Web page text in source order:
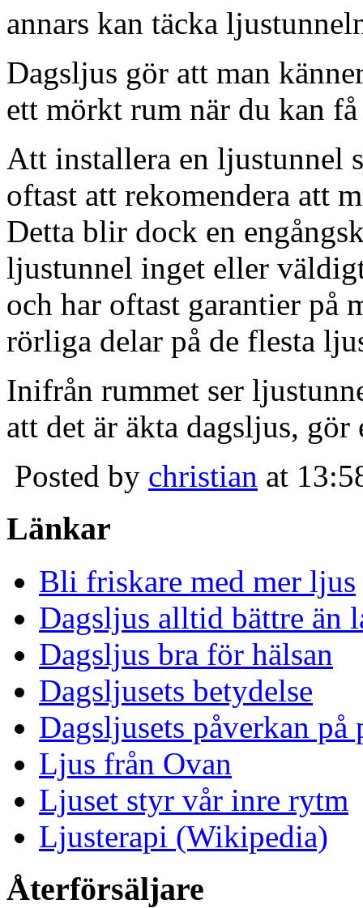
annars kan täcka
Dagsljus gör att man
ett mörkt rum när du kan
Att installera en ljustunnel
oftast att rekomendera att
Detta blir dock en
ljustunnel inget eller
och har oftast garantier på
rörliga delar på de flesta
Inifrån rummet ser
att det är äkta dagsljus,
Posted by christian at
Länkar
Bli friskare med mer ljus
Dagsljus alltid bättre än
Dagsljus bra för hälsan
Dagsljusets betydelse
Dagsljusets påverkan på
Ljus från Ovan
Ljuset styr vår inre rytm
Ljusterapi (Wikipedia)
Återförsäljare